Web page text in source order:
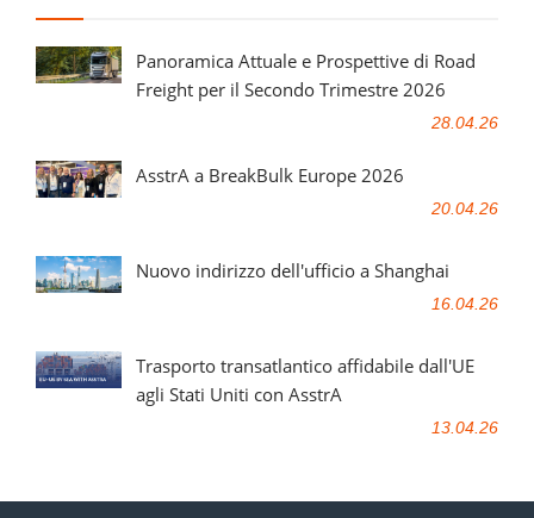
Panoramica Attuale e Prospettive di Road
Freight per il Secondo Trimestre 2026
28.04.26
AsstrA a BreakBulk Europe 2026
20.04.26
Nuovo indirizzo dell'ufficio a Shanghai
16.04.26
Trasporto transatlantico affidabile dall'UE
agli Stati Uniti con AsstrA
13.04.26